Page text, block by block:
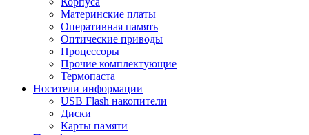
Материнские платы
Оперативная память
Оптические приводы
Процессоры
Прочие комплектующие
Термопаста
Носители информации
USB Flash накопители
Диски
Карты памяти